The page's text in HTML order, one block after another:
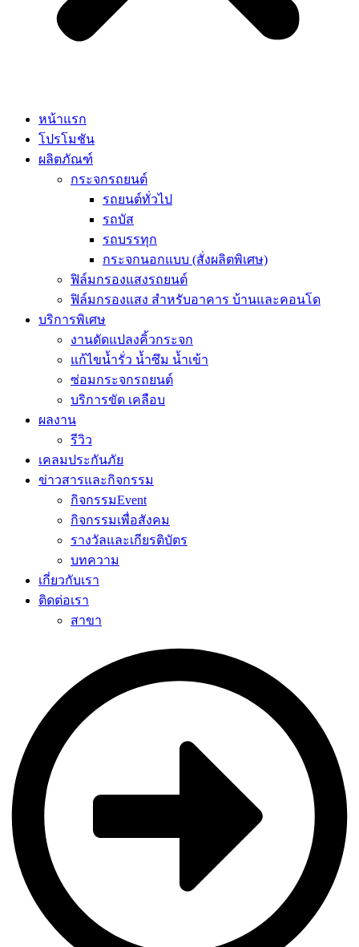
หน้าแรก
โปรโมชัน
ผลิตภัณฑ์
กระจกรถยนต์
รถยนต์ทั่วไป
รถบัส
รถบรรทุก
กระจกนอกแบบ (สั่งผลิตพิเศษ)
ฟิล์มกรองแสงรถยนต์
ฟิล์มกรองแสง สำหรับอาคาร บ้านและคอนโด
บริการพิเศษ
งานดัดแปลงคิ้วกระจก
แก้ไขน้ำรั่ว น้ำซึม น้ำเข้า
ซ่อมกระจกรถยนต์
บริการขัด เคลือบ
ผลงาน
รีวิว
เคลมประกันภัย
ข่าวสารและกิจกรรม
กิจกรรมEvent
กิจกรรมเพื่อสังคม
รางวัลและเกียรติบัตร
บทความ
เกี่ยวกับเรา
ติดต่อเรา
สาขา